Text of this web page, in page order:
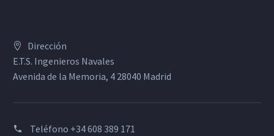
Dirección
E.T.S. Ingenieros Navales
Avenida de la Memoria, 4 28040 Madrid
Teléfono +34 608 389 171